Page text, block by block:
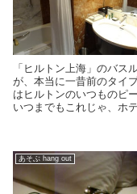
「ヒルトン上海」のバス
が、本当に一昔前のタイ
はヒルトンのいつものピ
いつまでもこれじゃ、ホ
あそぶ hang out